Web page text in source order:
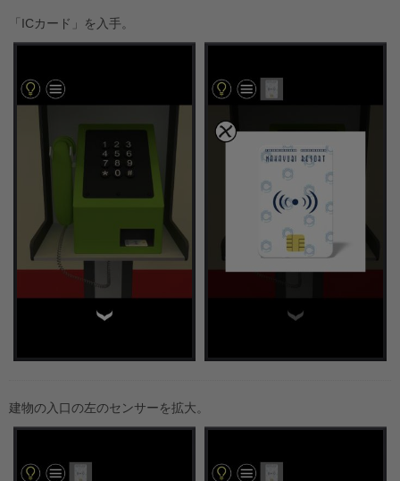
「ICカード」を入手。
建物の入口の左のセンサーを拡大。